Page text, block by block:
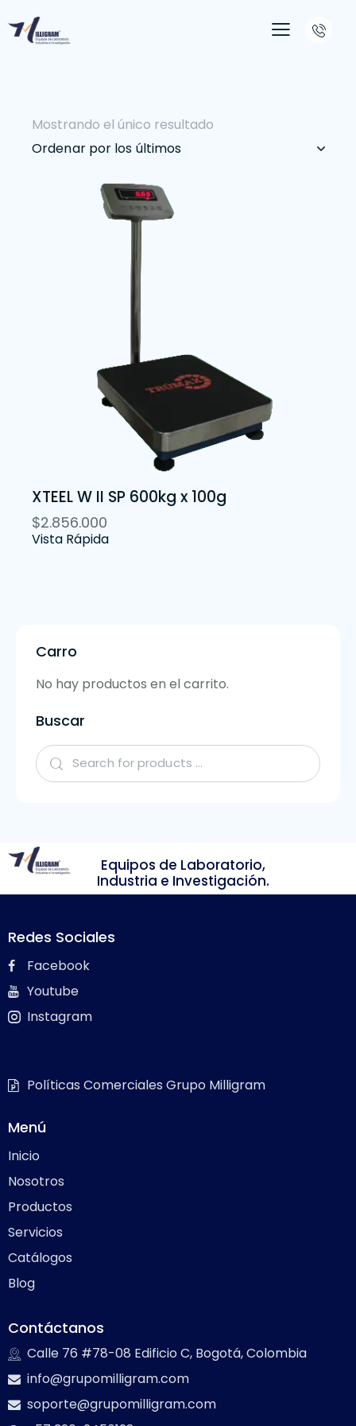
Mostrando el único resultado
XTEEL W II SP 600kg x 100g
$2.856.000
Vista Rápida
Carro
No hay productos en el carrito.
Buscar
Equipos de Laboratorio,
Industria e Investigación.
Redes Sociales
Facebook
Youtube
Instagram
Políticas Comerciales Grupo Milligram
Menú
Inicio
Nosotros
Productos
Servicios
Catálogos
Blog
Contáctanos
Calle 76 #78-08 Edificio C, Bogotá, Colombia
info@grupomilligram.com
soporte@grupomilligram.com